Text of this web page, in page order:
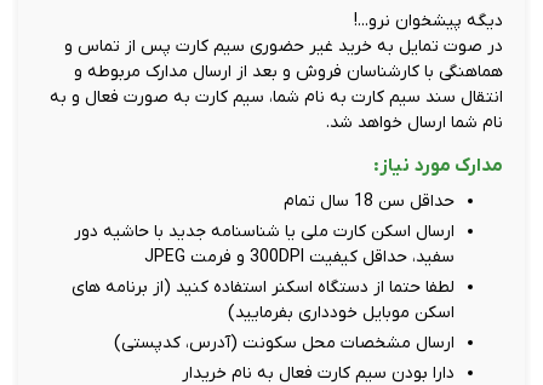
دیگه پیشخوان نرو...!
در صوت تمایل به خرید غیر حضوری سیم کارت پس از تماس و
هماهنگی با کارشناسان فروش و بعد از ارسال مدارک مربوطه و
انتقال سند سیم کارت به نام شما، سیم کارت به صورت فعال و به
نام شما ارسال خواهد شد.
مدارک مورد نیاز:
حداقل سن 18 سال تمام
ارسال اسکن کارت ملی یا شناسنامه جدید با حاشیه دور
سفید، حداقل کیفیت 300DPI و فرمت JPEG
لطفا حتما از دستگاه اسکنر استفاده کنید (از برنامه های
اسکن موبایل خودداری بفرمایید)
ارسال مشخصات محل سکونت (آدرس، کدپستی)
دارا بودن سیم کارت فعال به نام خریدار